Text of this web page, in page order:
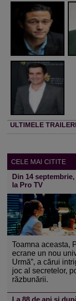
ULTIMELE
CELE MAI CITITE
Din 14
la Pro TV
Toamna aceasta,
ecrane un nou
Urmă”, a cărui
joc al secretelor,
răzbunării.
La 88 de ani și